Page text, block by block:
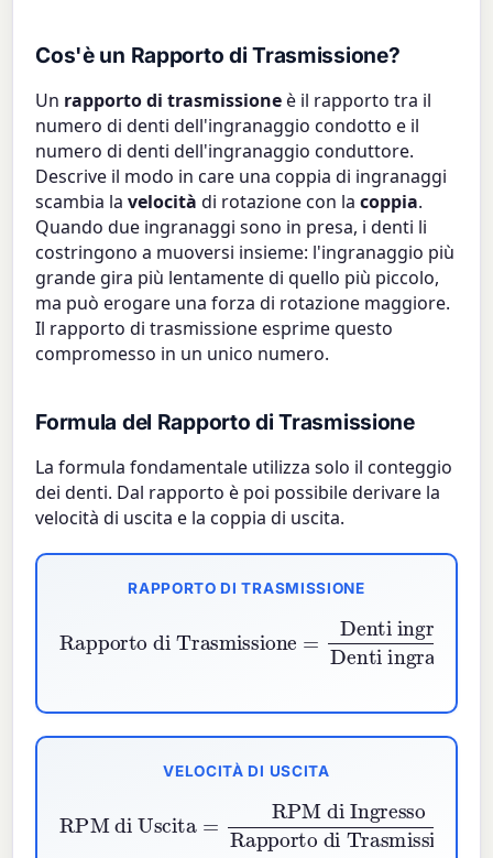
Cos'è un Rapporto di Trasmissione?
Un rapporto di trasmissioneè il rapporto tra il
numero di denti dell'ingranaggio condotto e il
numero di denti dell'ingranaggio conduttore.
Descrive il modo in care una coppia di ingranaggi
scambia lavelocità di rotazione con lacoppia.
Quando due ingranaggi sono in presa, i denti li
costringono a muoversi insieme: l'ingranaggio più
grande gira più lentamente di quello più piccolo,
ma può erogare una forza di rotazione maggiore.
Il rapporto di trasmissione esprime questo
compromesso in un unico numero.
Formula del Rapporto di Trasmissione
La formula fondamentale utilizza solo il conteggio
dei denti. Dal rapporto è poi possibile derivare la
velocità di uscita e la coppia di uscita.
RAPPORTO DI TRASMISSIONE
Rapporto di Trasmissione=
Denti ingranaggio conduttore
VELOCITÀ DI USCITA
RPM di Uscita=
Rapporto di Trasmissione